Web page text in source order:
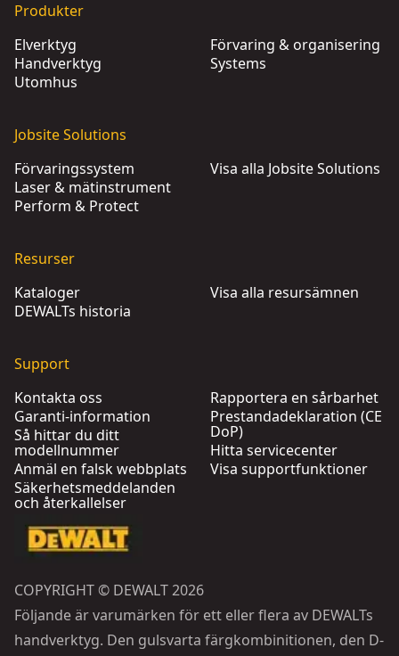
Produkter
Elverktyg
Handverktyg
Utomhus
Förvaring & organisering
Systems
Jobsite Solutions
Förvaringssystem
Laser & mätinstrument
Perform & Protect
Visa alla Jobsite Solutions
Resurser
Kataloger
DEWALTs historia
Visa alla resursämnen
Support
Kontakta oss
Garanti-information
Så hittar du ditt
modellnummer
Anmäl en falsk webbplats
Säkerhetsmeddelanden
och återkallelser
Rapportera en sårbarhet
Prestandadeklaration (CE
DoP)
Hitta servicecenter
Visa supportfunktioner
COPYRIGHT © DEWALT 2026
Följande är varumärken för ett eller flera av DEWALTs
handverktyg. Den gulsvarta färgkombinitionen, den D-